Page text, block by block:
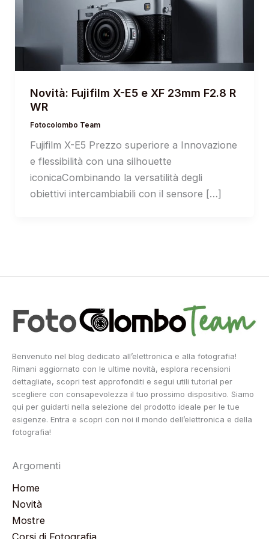
Novità: Fujifilm X-E5 e XF 23mm F2.8 R
WR
Fotocolombo Team
Fujifilm X-E5 Prezzo superiore a Innovazione
e flessibilità con una silhouette
iconicaCombinando la versatilità degli
obiettivi intercambiabili con il sensore […]
Benvenuto nel blog dedicato all’elettronica e alla fotografia!
Rimani aggiornato con le ultime novità, esplora recensioni
dettagliate, scopri test approfonditi e segui utili tutorial per
scegliere con consapevolezza il tuo prossimo dispositivo. Siamo
qui per guidarti nella selezione del prodotto ideale per le tue
esigenze. Entra e scopri con noi il mondo dell’elettronica e della
fotografia!
Argomenti
Home
Novità
Mostre